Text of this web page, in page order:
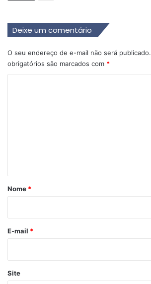
Deixe um comentário
O seu endereço de e-mail não será publicado.
obrigatórios são marcados com *
r
*
Nome *
E-mail *
Site